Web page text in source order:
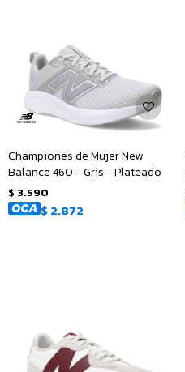
Championes de Mujer New
Balance 460 - Gris - Plateado
$ 3.590
$2.872